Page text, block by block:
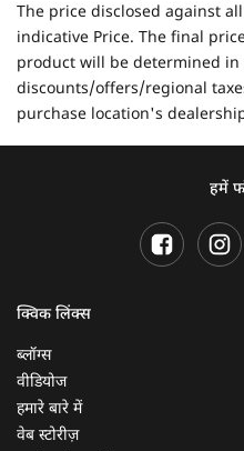
The price disclosed against
indicative Price. The final
product will be determined in
discounts/offers/regional
purchase location's
हमें
क्विक लिंक्स
ब्लॉग्स
वीडियोज
हमारे बारे में
वेब स्टोरीज़